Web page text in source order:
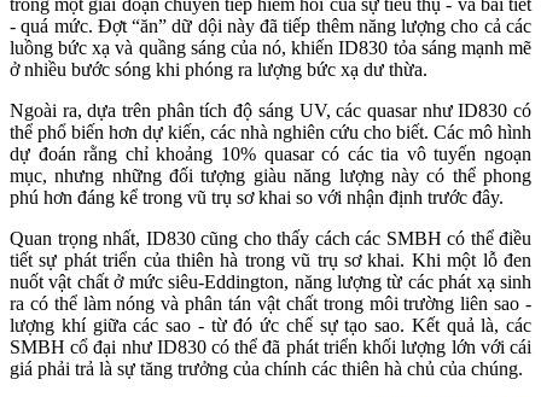
trong một giai đoạn chuyển tiếp hiếm hoi của sự tiêu thụ - và bài tiết
- quá mức. Đợt “ăn” dữ dội này đã tiếp thêm năng lượng cho cả các
luồng bức xạ và quầng sáng của nó, khiến ID830 tỏa sáng mạnh mẽ
ở nhiều bước sóng khi phóng ra lượng bức xạ dư thừa.
Ngoài ra, dựa trên phân tích độ sáng UV, các quasar như ID830 có
thể phổ biến hơn dự kiến, các nhà nghiên cứu cho biết. Các mô hình
dự đoán rằng chỉ khoảng 10% quasar có các tia vô tuyến ngoạn
mục, nhưng những đối tượng giàu năng lượng này có thể phong
phú hơn đáng kể trong vũ trụ sơ khai so với nhận định trước đây.
Quan trọng nhất, ID830 cũng cho thấy cách các SMBH có thể điều
tiết sự phát triển của thiên hà trong vũ trụ sơ khai. Khi một lỗ đen
nuốt vật chất ở mức siêu-Eddington, năng lượng từ các phát xạ sinh
ra có thể làm nóng và phân tán vật chất trong môi trường liên sao -
lượng khí giữa các sao - từ đó ức chế sự tạo sao. Kết quả là, các
SMBH cổ đại như ID830 có thể đã phát triển khối lượng lớn với cái
giá phải trả là sự tăng trưởng của chính các thiên hà chủ của chúng.